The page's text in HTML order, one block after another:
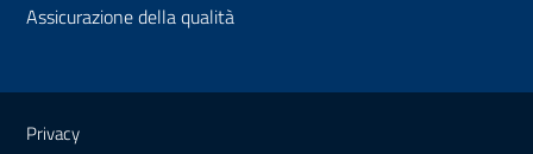
Assicurazione della qualità
Link e informazioni utili
Privacy